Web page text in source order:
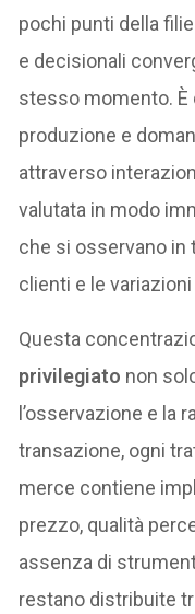
pochi punti della
e decisionali
stesso momento.
produzione e
attraverso
valutata in modo
che si osservano in
clienti e le
Questa
privilegiato non
l’osservazione e la
transazione, ogni
merce contiene
prezzo, qualità
assenza di
restano distribuite